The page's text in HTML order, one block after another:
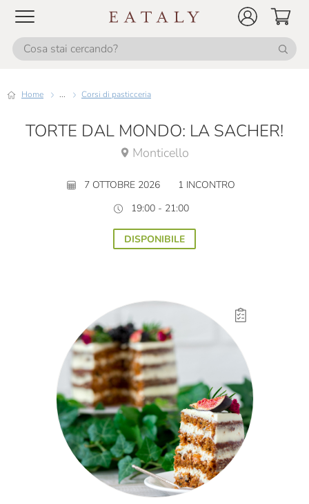
Home ... Corsi di pasticceria
TORTE DAL MONDO: LA SACHER!
Monticello
7 OTTOBRE 2026
1 INCONTRO
19:00 - 21:00
DISPONIBILE